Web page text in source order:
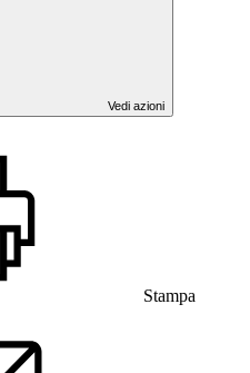
Vedi azioni
Stampa